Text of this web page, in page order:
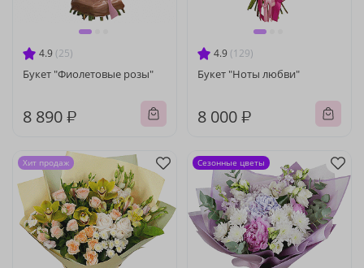
4.9 (25)
Букет "Фиолетовые розы"
8 890 ₽
4.9 (129)
Букет "Ноты любви"
8 000 ₽
Хит продаж Сезонные цветы